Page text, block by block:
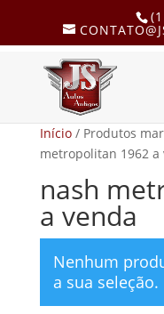
Início/ Produtos
metropolitan 1962 a
nash
a venda
Nenhum
a sua seleção.